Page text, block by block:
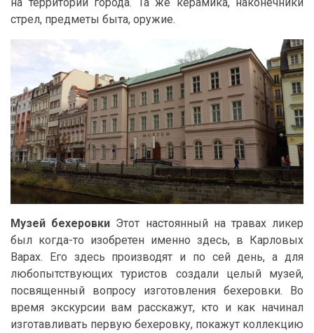
стрел, предметы быта, оружие.
Музей бехеровки Этот настоянный на травах ликер
был когда-то изобретен именно здесь, в Карловых
Варах. Его здесь производят и по сей день, а для
любопытствующих туристов создали целый музей,
посвященный вопросу изготовления бехеровки. Во
время экскурсии вам расскажут, кто и как начинал
изготавливать первую бехеровку, покажут коллекцию